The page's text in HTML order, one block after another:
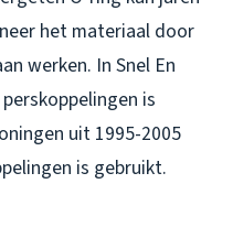
het materiaal door
werken. In Snel En
is
uit 1995-2005
is gebruikt.